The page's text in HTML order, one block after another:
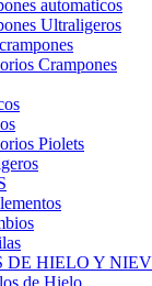
automaticos
Ultraligeros
Crampones
Piolets
DE HIELO Y
de Hielo